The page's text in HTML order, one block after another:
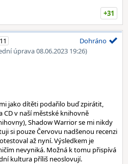
+31
úprava 08.06.2023 19:26)
Dohráno
jako dítěti podařilo buď zpirátit,
CD v naší městské knihovně
Shadow Warrior se mi nikdy
si pouze Červovu nadšenou recenzi
až nyní. Výsledkem je
nevyniká. Možná k tomu přispívá
kultura příliš neoslovují.